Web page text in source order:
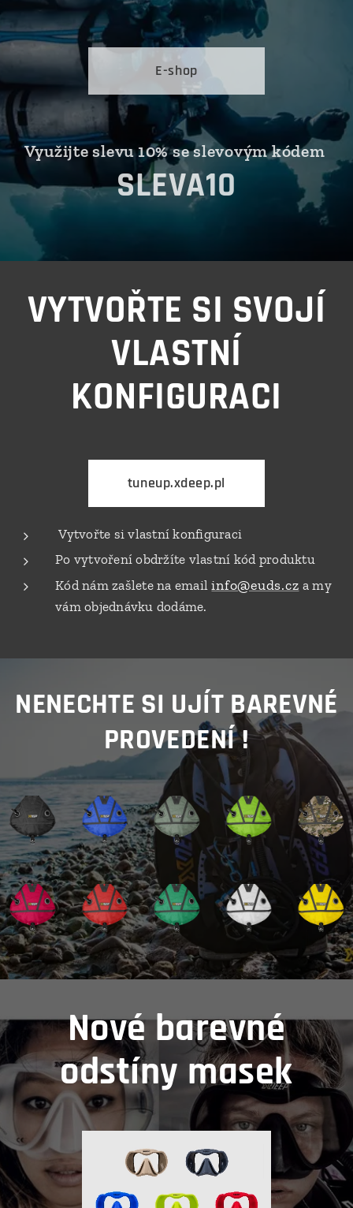
E-shop
Využijte slevu 10% se slevovým kódem
SLEVA10
VYTVOŘTE SI SVOJÍ
VLASTNÍ
KONFIGURACI
tuneup.xdeep.pl
Vytvořte si vlastní konfiguraci
Po vytvoření obdržíte vlastní kód produktu
Kód nám zašlete na emailinfo@euds.cz a my
vám objednávku dodáme.
NENECHTE SI UJÍT BAREVNÉ
PROVEDENÍ !
Nové barevné
odstíny masek